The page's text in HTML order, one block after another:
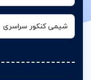
شیمی کنکور سراسری